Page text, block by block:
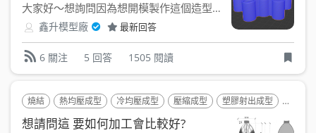
大家好～想詢問因為想開模製作這個造型的造型擺飾類玩具，...
鑫升模型廠 最新回答
6 關注 5 回答 1505 閱讀
燒結 熱均壓成型 冷均壓成型 壓縮成型 塑膠射出成型 熱壓/
想請問這 要如何加工會比較好?